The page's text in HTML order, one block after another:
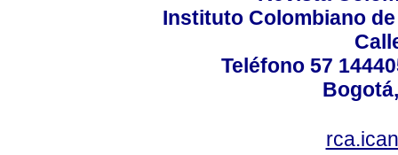
Instituto Colombiano
Teléfono 57